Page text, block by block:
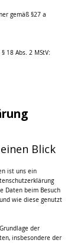
gemäß §27 a
18 Abs. 2 MStV:
Blick
ist uns ein
Daten beim Besuch
wie diese genutzt
der
insbesondere der